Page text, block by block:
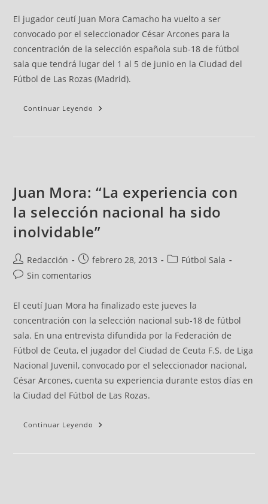
El jugador ceutí Juan Mora Camacho ha vuelto a ser
convocado por el seleccionador César Arcones para la
concentración de la selección española sub-18 de fútbol
sala que tendrá lugar del 1 al 5 de junio en la Ciudad del
Fútbol de Las Rozas (Madrid).
Continuar Leyendo
Juan Mora: “La experiencia con
la selección nacional ha sido
inolvidable”
Redacción febrero 28, 2013
Fútbol Sala
Sin comentarios
El ceutí Juan Mora ha finalizado este jueves la
concentración con la selección nacional sub-18 de fútbol
sala. En una entrevista difundida por la Federación de
Fútbol de Ceuta, el jugador del Ciudad de Ceuta F.S. de Liga
Nacional Juvenil, convocado por el seleccionador nacional,
César Arcones, cuenta su experiencia durante estos días en
la Ciudad del Fútbol de Las Rozas.
Continuar Leyendo